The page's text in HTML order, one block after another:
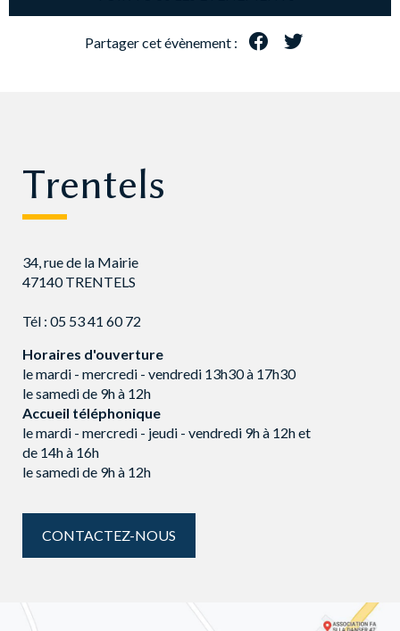
Partager cet évènement :
Trentels
34, rue de la Mairie
47140 TRENTELS
Tél : 05 53 41 60 72
Horaires d'ouverture
le mardi - mercredi - vendredi 13h30 à 17h30
le samedi de 9h à 12h
Accueil téléphonique
le mardi - mercredi - jeudi - vendredi 9h à 12h et
de 14h à 16h
le samedi de 9h à 12h
CONTACTEZ-NOUS